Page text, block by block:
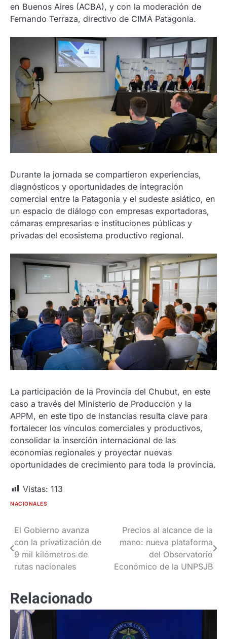
en Buenos Aires (ACBA), y con la moderación de
Fernando Terraza, directivo de CIMA Patagonia.
Durante la jornada se compartieron experiencias,
diagnósticos y oportunidades de integración
comercial entre la Patagonia y el sudeste asiático, en
un espacio de diálogo con empresas exportadoras,
cámaras empresarias e instituciones públicas y
privadas del ecosistema productivo regional.
La participación de la Provincia del Chubut, en este
caso a través del Ministerio de Producción y la
APPM, en este tipo de instancias resulta clave para
fortalecer los vínculos comerciales y productivos,
consolidar la inserción internacional de las
economías regionales y proyectar nuevas
oportunidades de crecimiento para toda la provincia.
Vistas: 113
NACIONALES
Navegación
de
entradas
El Gobierno avanza
con la privatización de
9 mil kilómetros de
rutas nacionales
Precios al alcance de la
mano: nueva plataforma
del Observatorio
Económico de la UNPSJB
Relacionado